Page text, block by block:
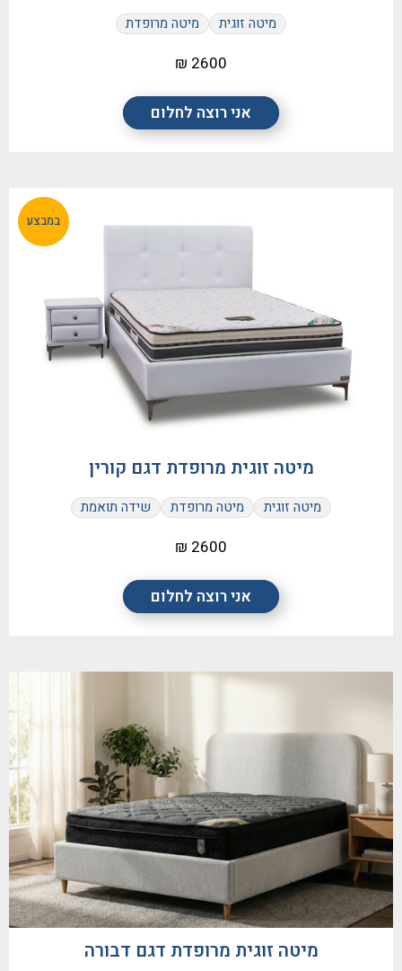
אני רוצה לחלום
מיטה זוגית מיטה מרופדת
2600 ₪
במבצע
אני רוצה לחלום
מיטה זוגית מרופדת דגם קורין
מיטה זוגית מיטה מרופדת שידה תואמת
2600 ₪
מיטה זוגית מרופדת דגם דבורה